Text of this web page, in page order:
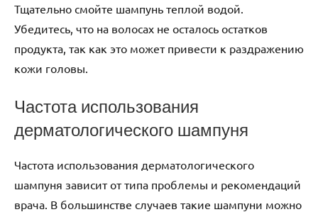
Тщательно смойте шампунь теплой водой.
Убедитесь, что на волосах не осталось остатков
продукта, так как это может привести к раздражению
кожи головы.
Частота использования
дерматологического шампуня
Частота использования дерматологического
шампуня зависит от типа проблемы и рекомендаций
врача. В большинстве случаев такие шампуни можно